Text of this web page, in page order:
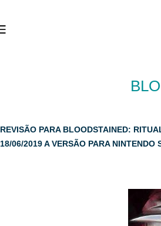
REVISÃO PARA BLOODSTAINED:
18/06/2019 A VERSÃO PARA NINTENDO